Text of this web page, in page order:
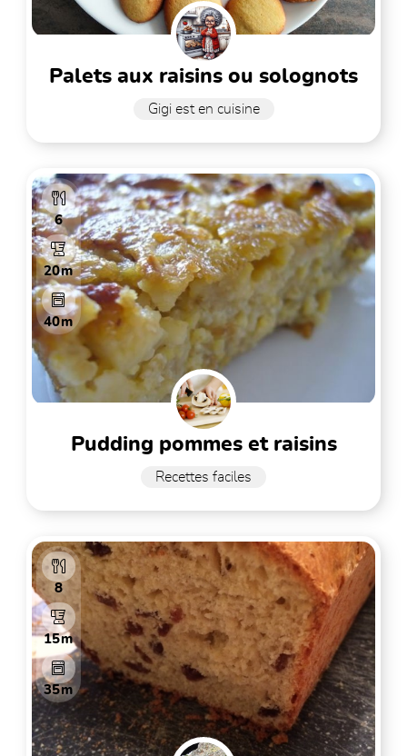
palets aux raisins ou solognots
Gigi est en cuisine
6
20m
40m
pudding pommes et raisins
Recettes faciles
8
15m
35m